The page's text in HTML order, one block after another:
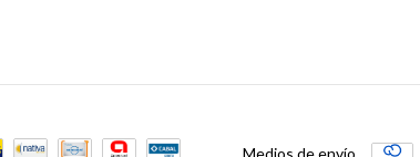
Medios de envío